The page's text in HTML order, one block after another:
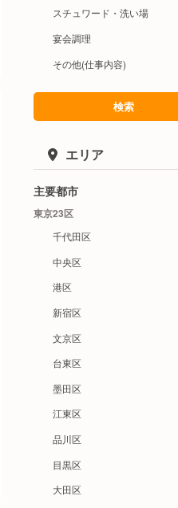
スチュワード・洗い場
宴会調理
その他(仕事内容)
検索
エリア
主要都市
東京23区
千代田区
中央区
港区
新宿区
文京区
台東区
墨田区
江東区
品川区
目黒区
大田区